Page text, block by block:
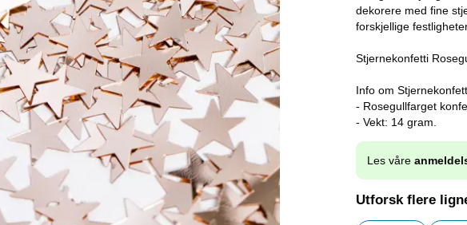
dekorere med fine
forskjellige
Stjernekonfetti
Info om
- Rosegullfarget
- Vekt: 14 gram.
Les våre
Utforsk flere